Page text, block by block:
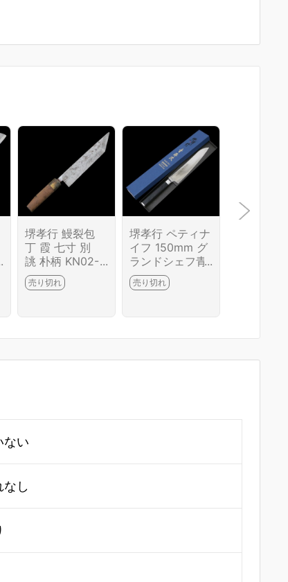
堺孝行 鰻裂包
丁 霞 七寸 別
誂 朴柄 KN02-B
6691-2L1C
売り切れ
堺孝行 ペティナ
イフ 150mm グ
ランドシェフ青
海波 箱付 KN02
-B6688-2L3A
売り切れ
ない
し